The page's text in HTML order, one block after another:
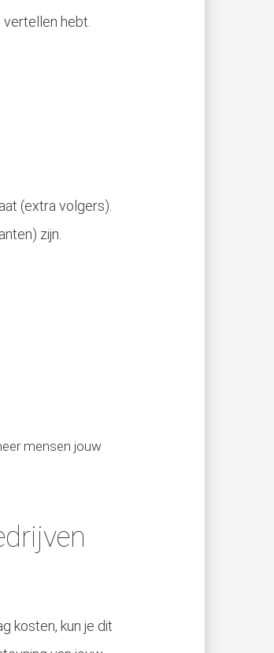
hebt.
(extra volgers).
zijn.
mensen jouw
kosten, kun je dit